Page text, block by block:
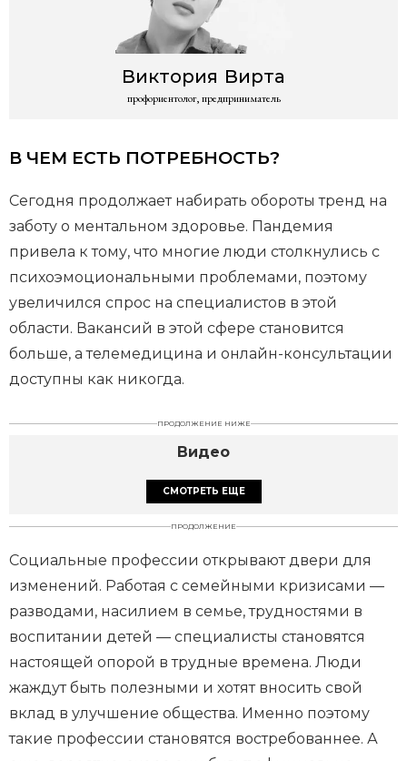
Виктория Вирта
профориентолог, предприниматель
В ЧЕМ ЕСТЬ ПОТРЕБНОСТЬ?
Сегодня продолжает набирать обороты тренд на
заботу о ментальном здоровье. Пандемия
привела к тому, что многие люди столкнулись с
психоэмоциональными проблемами, поэтому
увеличился спрос на специалистов в этой
области. Вакансий в этой сфере становится
больше, а телемедицина и онлайн-консультации
доступны как никогда.
ПРОДОЛЖЕНИЕ НИЖЕ
Видео
СМОТРЕТЬ ЕЩЕ
ПРОДОЛЖЕНИЕ
Социальные профессии открывают двери для
изменений. Работая с семейными кризисами —
разводами, насилием в семье, трудностями в
воспитании детей — специалисты становятся
настоящей опорой в трудные времена. Люди
жаждут быть полезными и хотят вносить свой
вклад в улучшение общества. Именно поэтому
такие профессии становятся востребованнее. А